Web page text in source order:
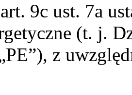
9c ust. 7a
(t. j.
z